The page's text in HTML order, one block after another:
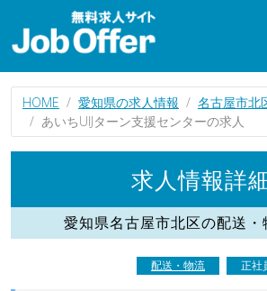
HOME 愛知県の求人情報
名古屋市北
あいちUIJターン支援センターの求人
求人情報詳
愛知県名古屋市北区の配送・
配送・物流 正社